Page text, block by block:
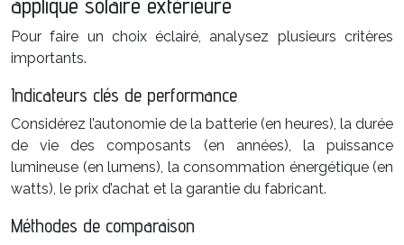
applique solaire extérieure
Pour faire un choix éclairé, analysez plusieurs critères
importants.
Indicateurs clés de performance
Considérez l’autonomie de la batterie (en heures), la durée
de vie des composants (en années), la puissance
lumineuse (en lumens), la consommation énergétique (en
watts), le prix d’achat et la garantie du fabricant.
Méthodes de comparaison